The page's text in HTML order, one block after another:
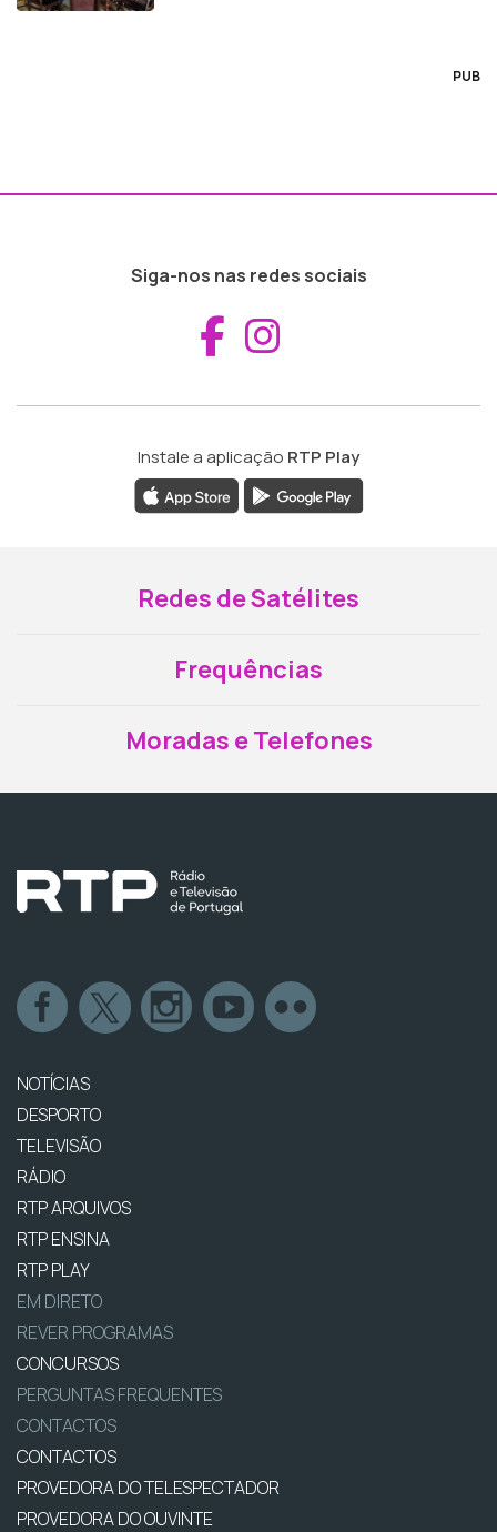
PUB
Siga-nos nas redes sociais
Aceder ao
Instale a aplicação RTP Play
Redes de Satélites
Frequências
Moradas e Telefones
NOTÍCIAS
DESPORTO
TELEVISÃO
RÁDIO
RTP ARQUIVOS
RTP ENSINA
RTP PLAY
EM DIRETO
REVER PROGRAMAS
CONCURSOS
PERGUNTAS FREQUENTES
CONTACTOS
CONTACTOS
PROVEDORA DO TELESPECTADOR
PROVEDORA DO OUVINTE